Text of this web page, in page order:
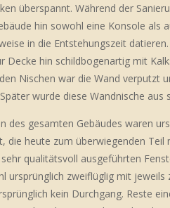
überspannt. Während der
hin sowohl eine Konsole als
in die Entstehungszeit
Decke hin schildbogenartig mit
Nischen war die Wand verputzt
wurde diese Wandnische
des gesamten Gebäudes waren
die heute zum überwiegenden
qualitätsvoll ausgeführten
ursprünglich zweiflüglig mit
kein Durchgang. Reste